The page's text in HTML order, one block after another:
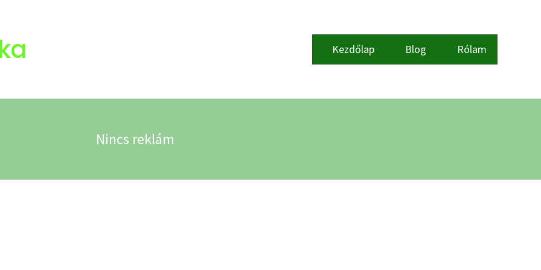
Kezdőlap Blog Rólam
Nincs reklám